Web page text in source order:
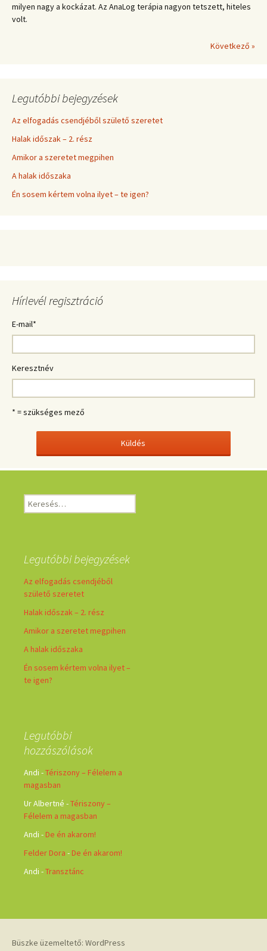
milyen nagy a kockázat. Az AnaLog terápia nagyon tetszett, hiteles
volt.
Következő »
Legutóbbi bejegyzések
Az elfogadás csendjéből születő szeretet
Halak időszak – 2. rész
Amikor a szeretet megpihen
A halak időszaka
Én sosem kértem volna ilyet – te igen?
Hírlevél regisztráció
E-mail*
Keresztnév
* = szükséges mező
Keresés:
Legutóbbi bejegyzések
Az elfogadás csendjéből
születő szeretet
Halak időszak – 2. rész
Amikor a szeretet megpihen
A halak időszaka
Én sosem kértem volna ilyet –
te igen?
Legutóbbi
hozzászólások
Andi -Tériszony – Félelem a
magasban
Ur Albertné -Tériszony –
Félelem a magasban
Andi -De én akarom!
Felder Dora -De én akarom!
Andi -Transztánc
Büszke üzemeltető: WordPress